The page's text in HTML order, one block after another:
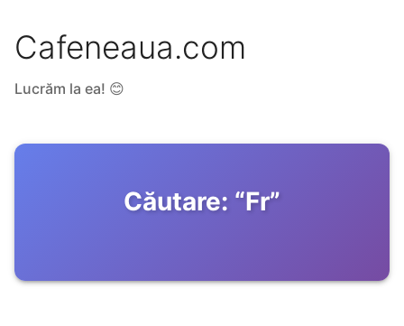
Cafeneaua.com
Lucrăm la ea! 😊
Căutare: “Fr”